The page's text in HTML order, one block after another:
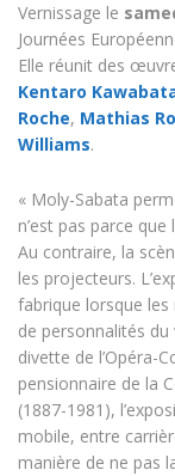
Vernissage le
Journées
Elle réunit des
Kentaro
Roche, Mathias
Williams.
« Moly-Sabata
n’est pas parce
Au contraire, la
les projecteurs.
fabrique lorsque
de personnalités
divette de l’Opéra-
pensionnaire de la
(1887-1981),
mobile, entre
manière de ne pas